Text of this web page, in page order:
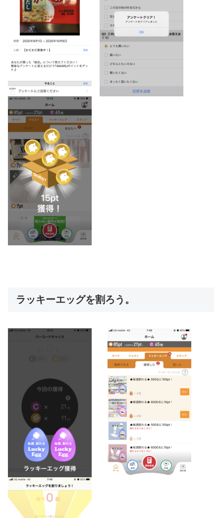
ラッキーエッグを割ろう。